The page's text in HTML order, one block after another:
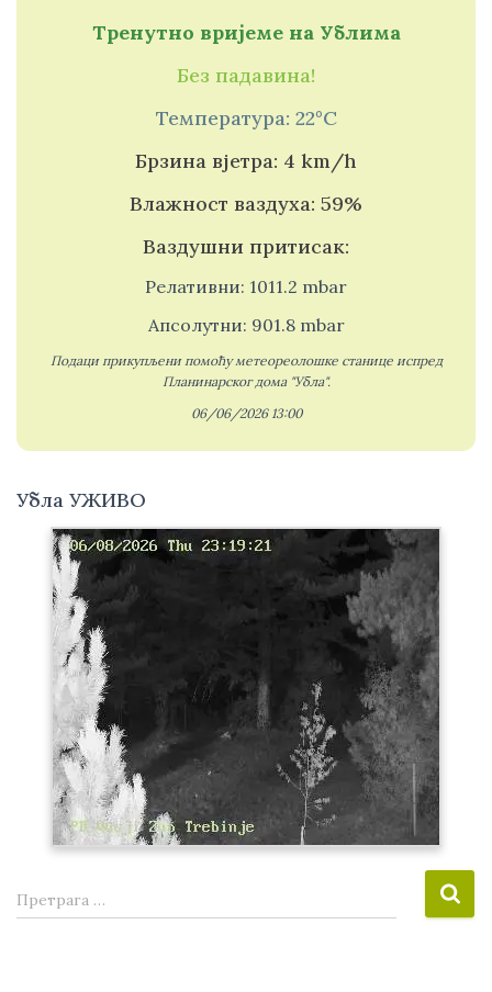
Тренутно вријеме на Ублима
Без падавина!
Температура: 22°C
Брзина вјетра: 4 km/h
Влажност ваздуха: 59%
Ваздушни притисак:
Релативни: 1011.2 mbar
Апсолутни: 901.8 mbar
Подаци прикупљени помоћу метеореолошке станице испред
Планинарског дома "Убла".
06/06/2026 13:00
Убла УЖИВО
П
р
Претрага …